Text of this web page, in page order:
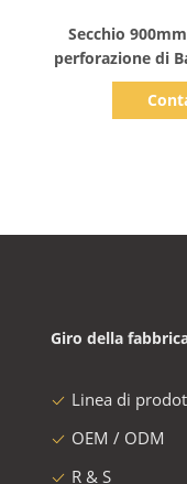
Secchio
perforazione di
Giro della
Linea di
OEM / ODM
R & S